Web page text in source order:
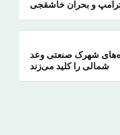
و بحران خاشقجی
شهرک صنعتی وعد
شمالی را کلید می‌زند